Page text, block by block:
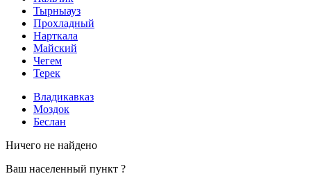
Тырныауз
Прохладный
Нарткала
Майский
Чегем
Терек
Владикавказ
Моздок
Беслан
Ничего не найдено
Ваш населенный пункт ?